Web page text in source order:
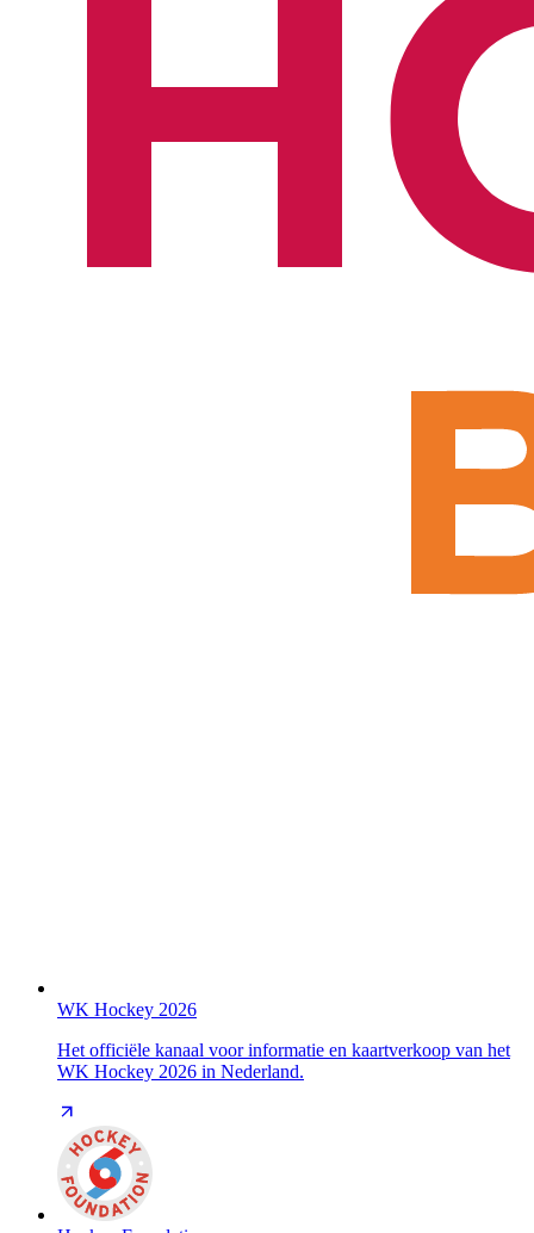
WK Hockey 2026
Het officiële kanaal voor informatie en kaartverkoop van het
WK Hockey 2026 in Nederland.